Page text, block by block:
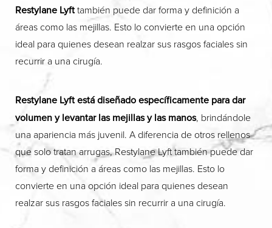
Restylane Lyfttambién puede dar forma y definición a
áreas como las mejillas. Esto lo convierte en una opción
ideal para quienes desean realzar sus rasgos faciales sin
recurrir a una cirugía.
Restylane Lyft está diseñado específicamente para dar
volumen y levantar las mejillas y las manos, brindándole
una apariencia más juvenil. A diferencia de otros rellenos
que solo tratan arrugas, Restylane Lyft también puede dar
forma y definición a áreas como las mejillas. Esto lo
convierte en una opción ideal para quienes desean
realzar sus rasgos faciales sin recurrir a una cirugía.